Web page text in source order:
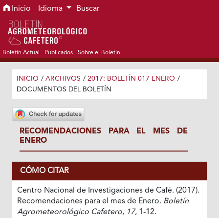
Ir al menú de navegación principal
Ir al contenido principal
Ir al pie de página del sitio
Inicio Idioma Buscar
Boletín Actual Publicados Sobre el Boletín
INICIO / ARCHIVOS / 2017: BOLETÍN 017 ENERO /
DOCUMENTOS DEL BOLETÍN
RECOMENDACIONES PARA EL MES DE
ENERO
CÓMO CITAR
Centro Nacional de Investigaciones de Café. (2017).
Recomendaciones para el mes de Enero. Boletín
Agrometeorológico Cafetero, 17, 1-12.